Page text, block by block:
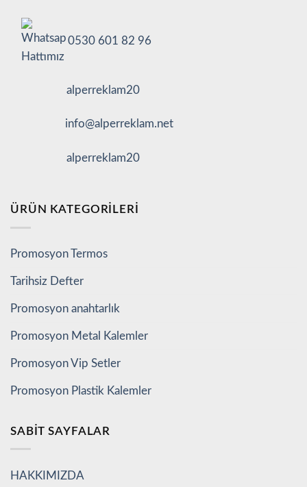
0530 601 82 96
alperreklam20
info@alperreklam.net
alperreklam20
ÜRÜN KATEGORILERI
Promosyon Termos
Tarihsiz Defter
Promosyon anahtarlık
Promosyon Metal Kalemler
Promosyon Vip Setler
Promosyon Plastik Kalemler
SABIT SAYFALAR
HAKKIMIZDA